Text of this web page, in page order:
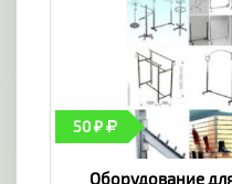
50 ₽
Оборудование